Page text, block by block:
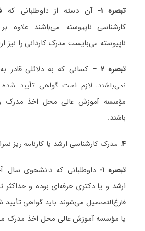
تبصره ۱-
آن‌ دسته از داوطلبانی که
کارشناسی ناپیوسته می‌باشند علاوه
ناپیوسته می‌بایست مدرک کاردانی را نیز
تبصره ۲ –
کسانی که به دلائلی قادر
نمی‌باشند، لازم است گواهی تأیید
مؤسسه آموزش عالی محل اخذ مدرک
باشند.
۴. مدرک کارشناسی ارشد یا کارنامه ریز
تبصره ۱-
داوطلبانی که دانشجوی سال
ارشد و یا دکتری حرفه‌ای بوده و حداکثر
فارغ‌التحصیل می‌شوند باید گواهی
یا مؤسسه آموزش عالی محل اخذ مدرک